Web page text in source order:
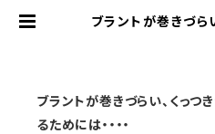
ブラントが巻きづら
ブラントが巻きづらい、くっつ
るためには・・・・